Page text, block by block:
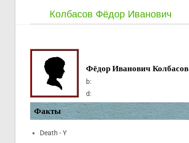
Колбасов Фёдор Иванович
Фёдор Иванович Колбасов
b:
d:
Факты
Death - Y